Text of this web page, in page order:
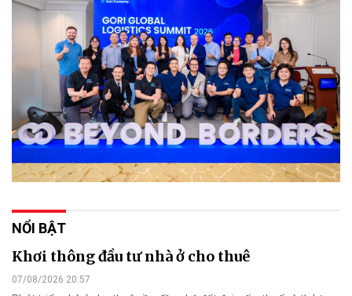
NỔI BẬT
Khơi thông đầu tư nhà ở cho thuê
07/08/2026 20:57